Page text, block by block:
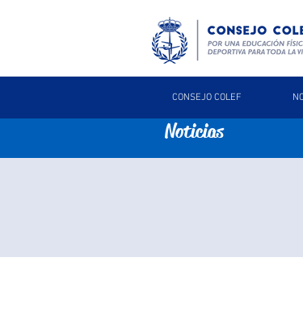
CONSEJO COLEF
Noticias